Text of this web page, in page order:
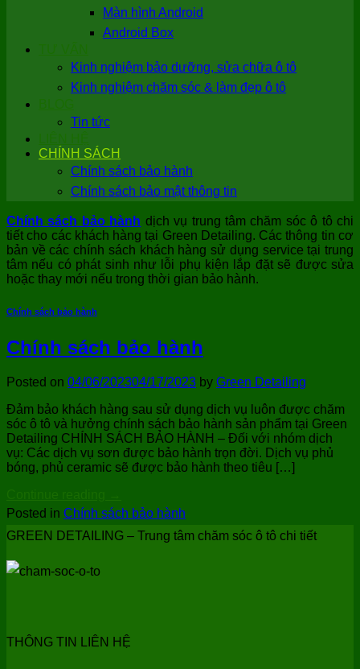
Màn hình Android
Android Box
Kinh nghiệm bảo dưỡng, sửa chữa ô tô
Kinh nghiệm chăm sóc & làm đẹp ô tô
Tin tức
CHÍNH SÁCH
Chính sách bảo hành
Chính sách bảo mật thông tin
Chính sách bảo hành dịch vụ trung tâm chăm sóc ô tô chi
tiết cho các khách hàng tại Green Detailing. Các thông tin cơ
bản về các chính sách khách hàng sử dụng service tại trung
tâm nếu có phát sinh như lỗi phụ kiện lắp đặt sẽ được sửa
hoặc thay mới nếu trong thời gian bảo hành.
Chính sách bảo hành
Chính sách bảo hành
Posted on 04/06/202304/17/2023 by Green Detailing
Đảm bảo khách hàng sau sử dụng dịch vụ luôn được chăm
sóc ô tô và hưởng chính sách bảo hành sản phẩm tại Green
Detailing CHÍNH SÁCH BẢO HÀNH – Đối với nhóm dịch
vụ: Các dịch vụ sơn được bảo hành trọn đời. Dịch vụ phủ
bóng, phủ ceramic sẽ được bảo hành theo tiêu […]
Posted in Chính sách bảo hành
GREEN DETAILING – Trung tâm chăm sóc ô tô chi tiết
THÔNG TIN LIÊN HỆ